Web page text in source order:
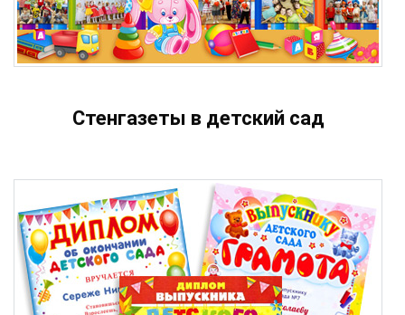
Стенгазеты в детский сад